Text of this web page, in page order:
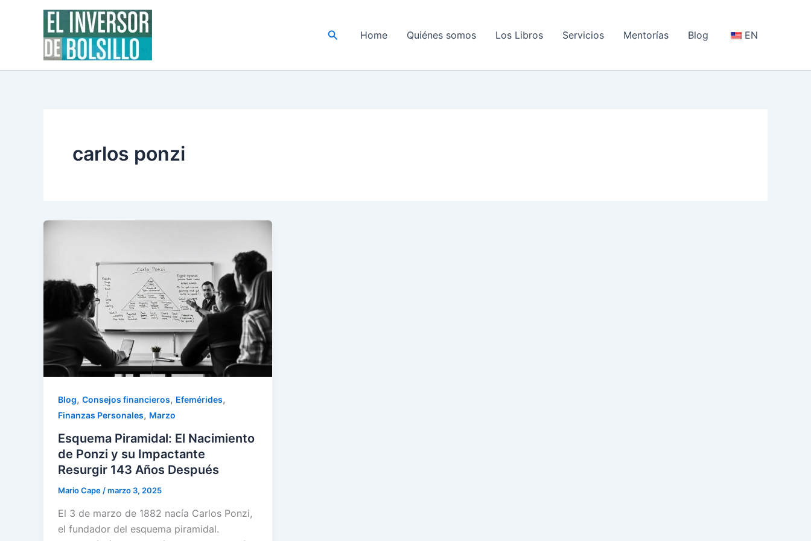
contenido
BuscarHome Quiénes somos Los Libros Servicios Mentorías Blog EN
carlos ponzi
Blog, Consejos financieros, Efemérides,
Finanzas Personales, Marzo
Esquema Piramidal: El Nacimiento
de Ponzi y su Impactante
Resurgir 143 Años Después
Mario Cape /marzo 3, 2025
El 3 de marzo de 1882 nacía Carlos Ponzi,
el fundador del esquema piramidal.